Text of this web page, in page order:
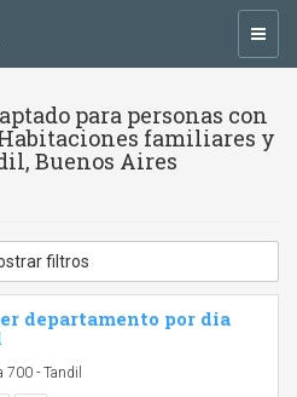
para personas con
familiares y
Buenos Aires
filtros
departamento por dia
700 - Tandil